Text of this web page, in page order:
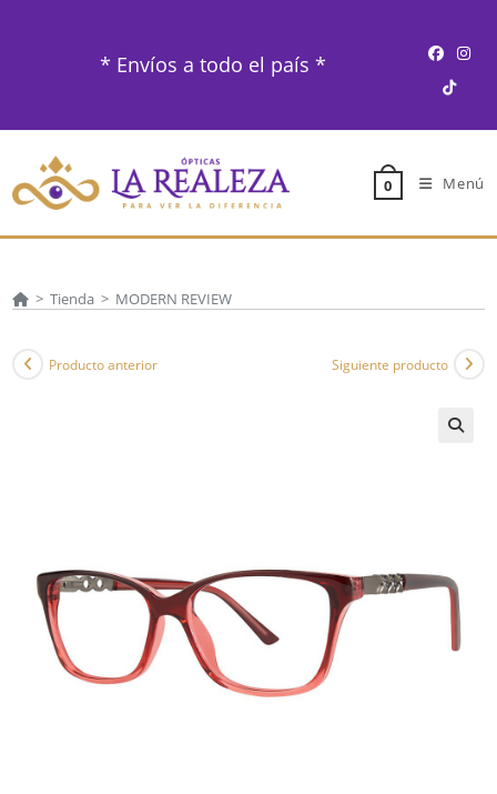
* Envíos a todo el país *
0 Menú
> Tienda > MODERN REVIEW
Producto anterior Siguiente producto